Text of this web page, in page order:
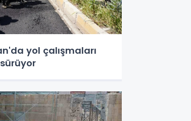
yol çalışmaları
sürüyor